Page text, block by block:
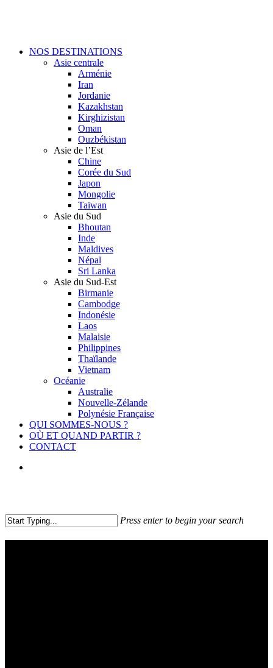
Menu
NOS DESTINATIONS
Asie centrale
Arménie
Iran
Jordanie
Kazakhstan
Kirghizistan
Oman
Ouzbékistan
Asie de l’Est
Chine
Corée du Sud
Japon
Mongolie
Taïwan
Asie du Sud
Bhoutan
Inde
Maldives
Népal
Sri Lanka
Asie du Sud-Est
Birmanie
Cambodge
Indonésie
Laos
Malaisie
Philippines
Thaïlande
Vietnam
Océanie
Australie
Nouvelle-Zélande
Polynésie Française
QUI SOMMES-NOUS ?
OÙ ET QUAND PARTIR ?
CONTACT
Press enter to begin your search
Search